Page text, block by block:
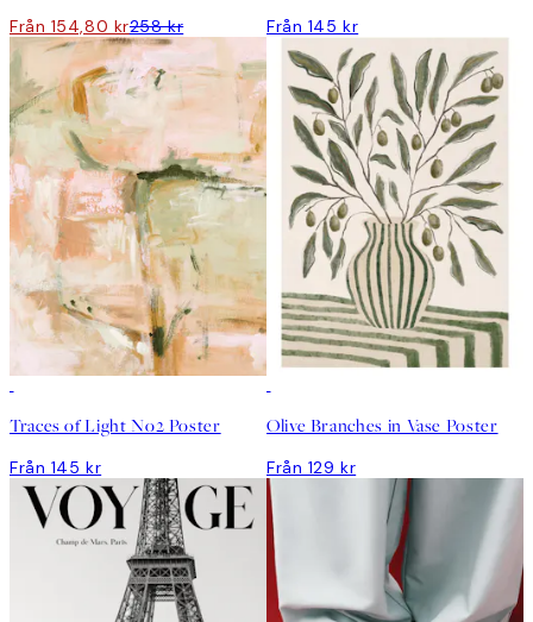
Från 154,80 kr258 kr Från 145 kr
Traces of Light No2 Poster
Från 145 kr
Olive Branches in Vase Poster
Från 129 kr